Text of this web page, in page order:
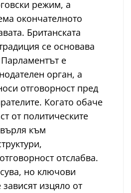
режим, а
окончателното
Британската
се основава
е
орган, а
отговорност пред
Когато обаче
от политическите
към
отслабва.
но ключови
изцяло от